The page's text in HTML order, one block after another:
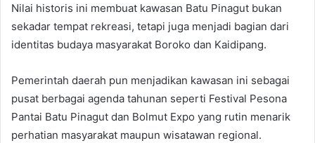
Nilai historis ini membuat kawasan Batu Pinagut bukan
sekadar tempat rekreasi, tetapi juga menjadi bagian dari
identitas budaya masyarakat Boroko dan Kaidipang.
Pemerintah daerah pun menjadikan kawasan ini sebagai
pusat berbagai agenda tahunan seperti Festival Pesona
Pantai Batu Pinagut dan Bolmut Expo yang rutin menarik
perhatian masyarakat maupun wisatawan regional.